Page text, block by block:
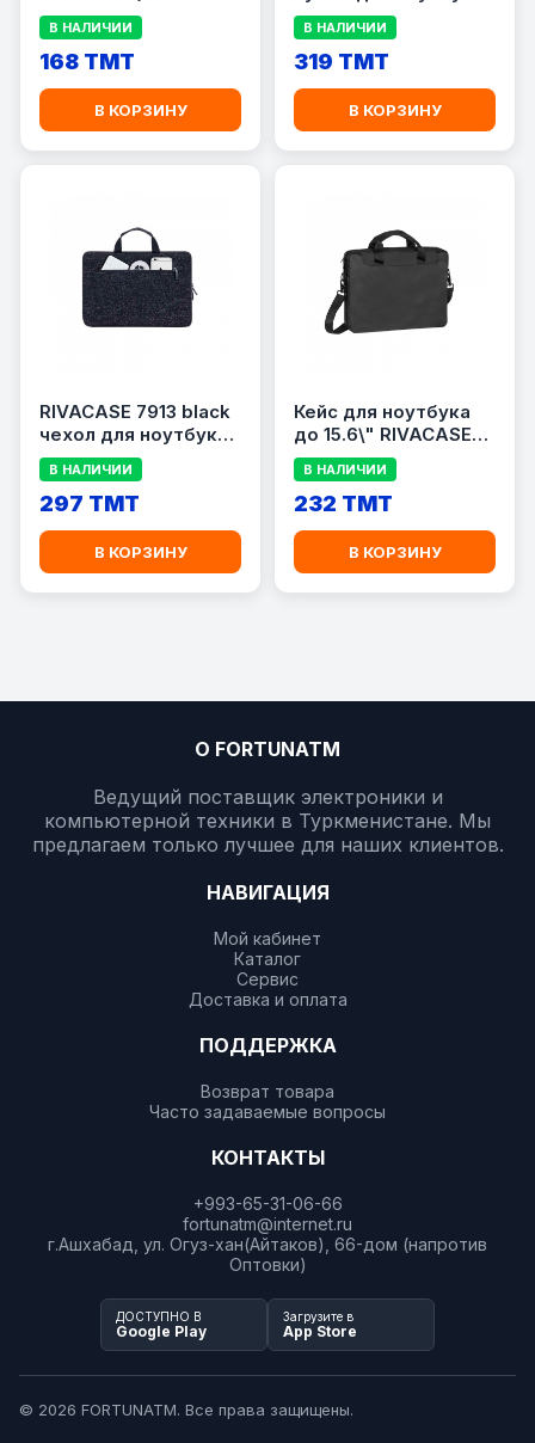
рисунком)
В НАЛИЧИИ
168 TMT
В КОРЗИНУ
до 16\" RIVACASE
5532
В НАЛИЧИИ
319 TMT
В КОРЗИНУ
RIVACASE 7913 black
чехол для ноутбука
13.3
В НАЛИЧИИ
297 TMT
В КОРЗИНУ
Кейс для ноутбука
до 15.6\" RIVACASE
8033 Black
В НАЛИЧИИ
232 TMT
В КОРЗИНУ
О FORTUNATM
Ведущий поставщик электроники и
компьютерной техники в Туркменистане. Мы
предлагаем только лучшее для наших клиентов.
НАВИГАЦИЯ
Мой кабинет
Каталог
Сервис
Доставка и оплата
ПОДДЕРЖКА
Возврат товара
Часто задаваемые вопросы
КОНТАКТЫ
+993-65-31-06-66
fortunatm@internet.ru
г.Ашхабад, ул. Огуз-хан(Айтаков), 66-дом (напротив
Оптовки)
ДОСТУПНО В
Google Play
Загрузите в
App Store
© 2026 FORTUNATM. Все права защищены.